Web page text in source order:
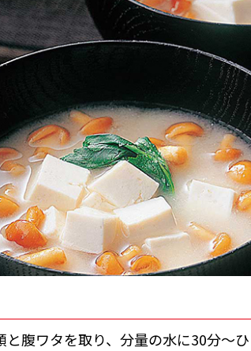
だ
と腹ワタを取り、分量の水に30分〜